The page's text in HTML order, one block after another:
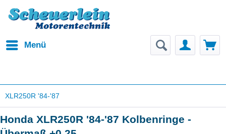
Menü
XLR250R '84-'87
Honda XLR250R '84-'87 Kolbenringe -